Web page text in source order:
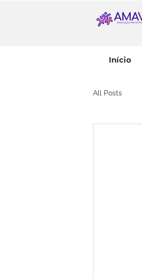
Início
All Posts